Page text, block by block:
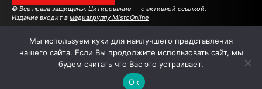
© Все права защищены. Цитирование — с активной ссылкой.
Издание входит в медиагруппу MistoOnline
АВТОРЫ РЕКЛАМА НА САЙТЕ
Мы используем куки для наилучшего представления
нашего сайта. Если Вы продолжите использовать сайт, мы
будем считать что Вас это устраивает.
Ок